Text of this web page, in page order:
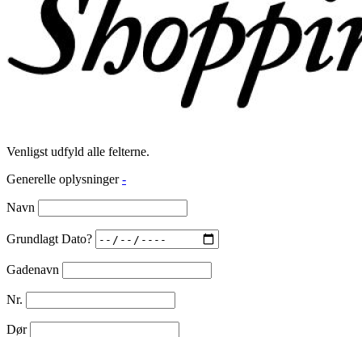
Venligst udfyld alle felterne.
Generelle oplysninger -
Navn
Grundlagt Dato?
Gadenavn
Nr.
Dør